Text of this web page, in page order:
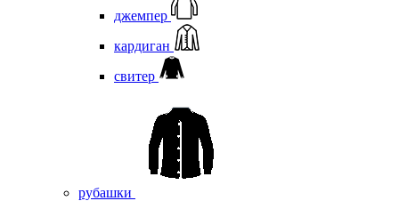
джемпер
кардиган
свитер
рубашки